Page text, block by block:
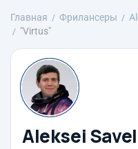
Главная Фрилансеры
"Virtus"
Aleksei